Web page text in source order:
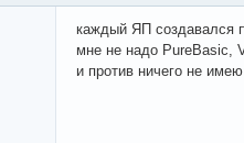
каждый ЯП создавался
мне не надо PureBasic,
и против ничего не имею